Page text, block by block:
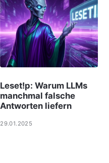
Leset!p: Warum LLMs
manchmal falsche
Antworten liefern
29.01.2025